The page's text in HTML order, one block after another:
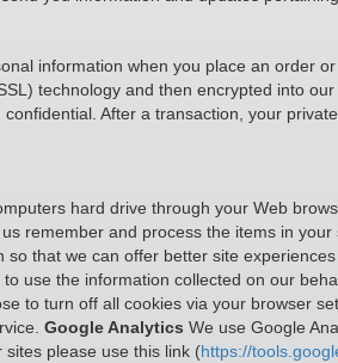
information when you place an order
technology and then encrypted into
After a transaction, your
hard drive through your Web
remember and process the items in
that we can offer better site
use the information collected on our
to turn off all cookies via your browser
Google Analytics We use Google
please use this link (https://